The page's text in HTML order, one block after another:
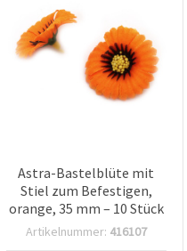
Astra-Bastelblüte mit
Stiel zum Befestigen,
orange, 35 mm – 10 Stück
Artikelnummer: 416107